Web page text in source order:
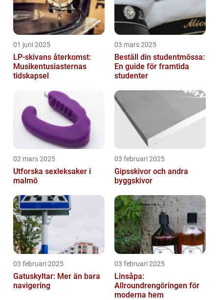
01 juni 2025
LP-skivans återkomst:
Musikentusiasternas
tidskapsel
03 mars 2025
Beställ din studentmössa:
En guide för framtida
studenter
02 mars 2025
Utforska sexleksaker i
malmö
03 februari 2025
Gipsskivor och andra
byggskivor
03 februari 2025
Gatuskyltar: Mer än bara
navigering
03 februari 2025
Linsåpa:
Allroundrengöringen för
moderna hem